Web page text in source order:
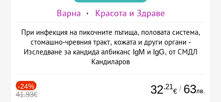
Варна Красота и Здраве
При инфекция на пикочните пътища, половата система,
стомашно-чревния тракт, кожата и други органи -
Изследване за кандида албиканс IgM и IgG, от СМДЛ
Кандиларов
-24%
41.93€ 32.21
€ / 63лв.